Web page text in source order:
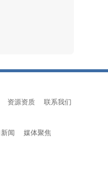
资源资质 联系我们
闻 媒体聚焦